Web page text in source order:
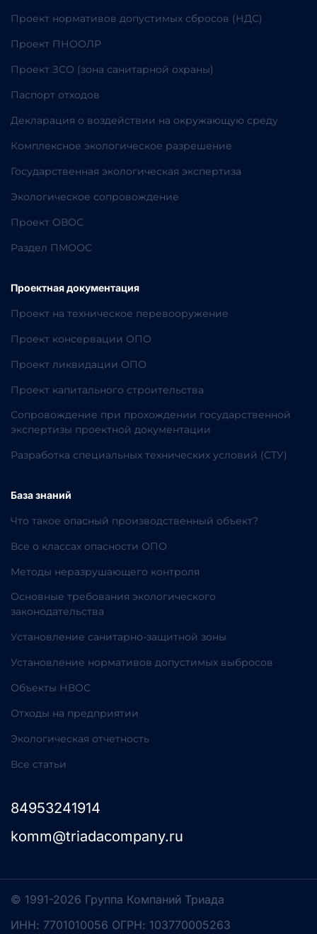
Проект нормативов допустимых сбросов (НДС)
Проект ПНООЛР
Проект ЗСО (зона санитарной охраны)
Паспорт отходов
Декларация о воздействии на окружающую среду
Комплексное экологическое разрешение
Государственная экологическая экспертиза
Экологическое сопровождение
Проект ОВОС
Раздел ПМООС
Проектная документация
Проект на техническое перевооружение
Проект консервации ОПО
Проект ликвидации ОПО
Проект капитального строительства
Сопровождение при прохождении государственной
экспертизы проектной документации
Разработка специальных технических условий (СТУ)
База знаний
Что такое опасный производственный объект?
Все о классах опасности ОПО
Методы неразрушающего контроля
Основные требования экологического
законодательства
Установление санитарно-защитной зоны
Установление нормативов допустимых выбросов
Объекты НВОС
Отходы на предприятии
Экологическая отчетность
Все статьи
84953241914
komm@triadacompany.ru
© 1991-2026 Группа Компаний Триада
ИНН: 7701010056 ОГРН: 103770005263